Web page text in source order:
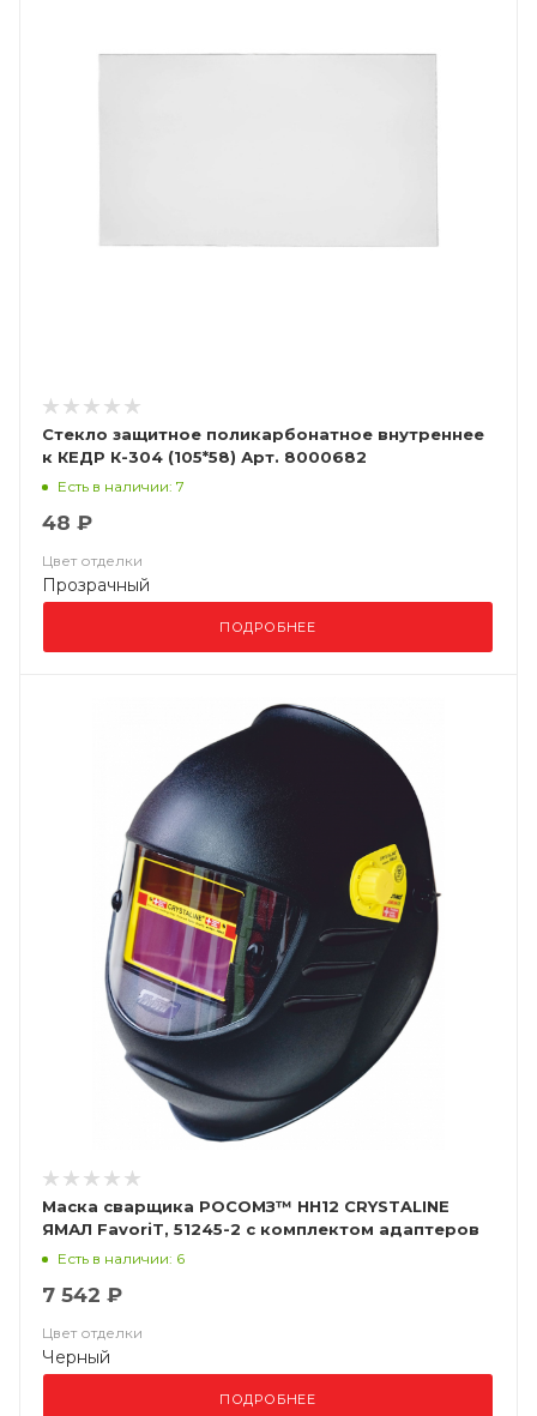
Стекло защитное поликарбонатное внутреннее
к КЕДР К-304 (105*58) Арт. 8000682
Есть в наличии: 7
48 ₽
Цвет отделки
Прозрачный
ПОДРОБНЕЕ
Маска сварщика РОСОМЗ™ НН12 CRYSTALINE
ЯМАЛ FavoriT, 51245-2 с комплектом адаптеров
Есть в наличии: 6
7 542 ₽
Цвет отделки
Черный
ПОДРОБНЕЕ